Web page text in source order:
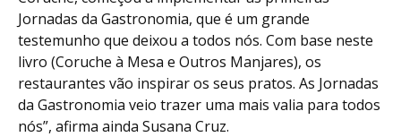
Jornadas da Gastronomia, que é um grande
testemunho que deixou a todos nós. Com base neste
livro (Coruche à Mesa e Outros Manjares), os
restaurantes vão inspirar os seus pratos. As Jornadas
da Gastronomia veio trazer uma mais valia para todos
nós”, afirma ainda Susana Cruz.